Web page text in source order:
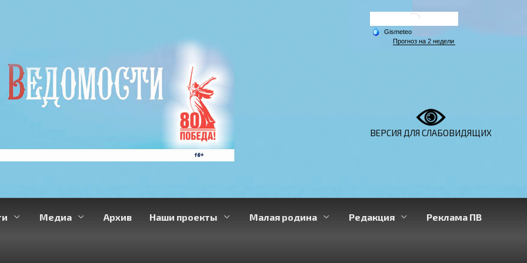
ВЕРСИЯ ДЛЯ СЛАБОВИДЯЩИХ
Медиа Архив Наши проекты Малая родина Редакция Реклама ПВ